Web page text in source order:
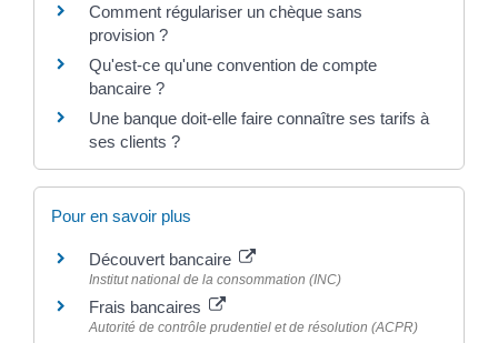
Comment régulariser un chèque sans
provision ?
Qu'est-ce qu'une convention de compte
bancaire ?
Une banque doit-elle faire connaître ses tarifs à
ses clients ?
Pour en savoir plus
Découvert bancaire
Institut national de la consommation (INC)
Frais bancaires
Autorité de contrôle prudentiel et de résolution (ACPR)